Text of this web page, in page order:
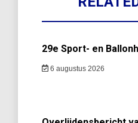
29e Sport- en
6 augustus 2026